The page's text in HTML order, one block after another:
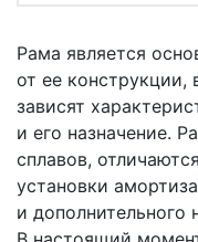
Рама является
от ее конструкции,
зависят
и его назначение.
сплавов,
установки
и дополнительного